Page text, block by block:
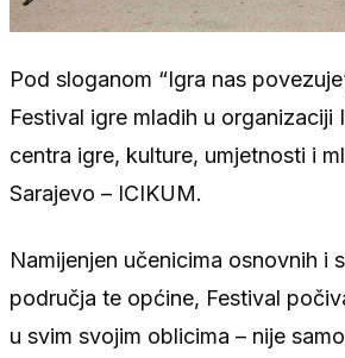
Pod sloganom “Igra nas
Festival igre mladih u organizaciji
centra igre, kulture, umjetnosti i
Sarajevo – ICIKUM.
Namijenjen učenicima osnovnih i
područja te općine, Festival
u svim svojim oblicima – nije